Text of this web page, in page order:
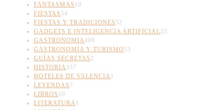
FANTASMAS 10
FIESTAS 54
FIESTAS Y TRADICIONES 52
GADGETS E INTELIGENCIA ARTIFICIAL33
GASTRONOMIA400
GASTRONOMÍA Y TURISMO 53
GUÍAS SECRETAS 2
HISTORIA337
HOTELES DE VALENCIA1
LEYENDAS 7
LIBROS 10
LITERATURA1